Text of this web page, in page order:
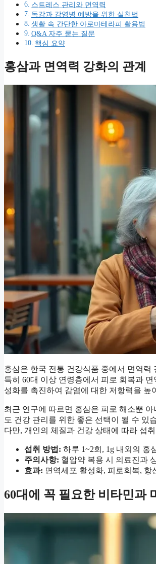
스트레스 관리와 면역력
독감과 감염병 예방을 위한 실천법
생활 속 간단한 아로마테라피 활용법
Q&A 자주 묻는 질문
핵심 요약
홍삼과 면역력 강화의 관계
홍삼은 한국 전통 건강식품 중에서 면역
특히 60대 이상 연령층에서 피로 회복과
성화를 촉진하여 감염에 대한 저항력을 높
최근 연구에 따르면 홍삼은 피로 해소뿐
도 건강 관리를 위한 좋은 선택이 될 수 있
다만, 개인의 체질과 건강 상태에 따라 섭
섭취 방법: 하루 1~2회, 1g 내외의 홍
주의사항: 혈압약 복용 시 의료진과
효과: 면역세포 활성화, 피로회복, 항
60대에 꼭 필요한 비타민과